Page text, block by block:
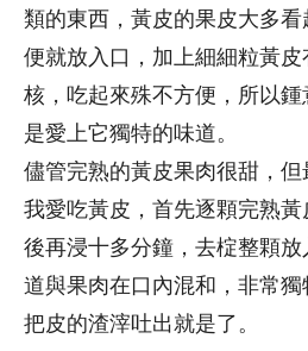
類的東西，黃皮的果皮大多
便就放入口，加上細細粒黃
核，吃起來殊不方便，所以
是愛上它獨特的味道。
儘管完熟的黃皮果肉很甜，但
我愛吃黃皮，首先逐顆完熟
後再浸十多分鐘，去椗整顆
道與果肉在口內混和，非常
把皮的渣滓吐出就是了。